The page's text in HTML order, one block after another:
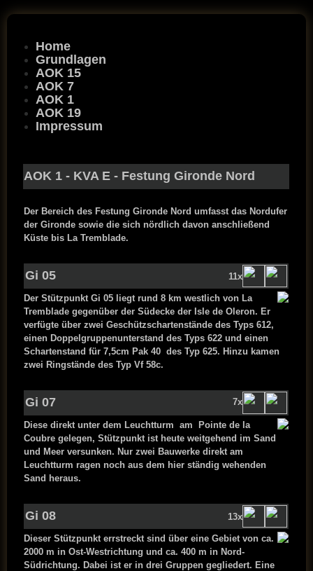
Home
Grundlagen
AOK 15
AOK 7
AOK 1
AOK 19
Impressum
AOK 1 - KVA E - Festung Gironde Nord
Der Bereich des Festung Gironde Nord umfasst das Nordufer
der Gironde sowie die sich nördlich davon anschließend
Küste bis La Tremblade.
Gi 05 11x
Der Stützpunkt Gi 05 liegt rund 8 km westlich von La
Tremblade gegenüber der Südecke der Isle de Oleron. Er
verfügte über zwei Geschützschartenstände des Typs 612,
einen Doppelgruppenunterstand des Typs 622 und einen
Schartenstand für 7,5cm Pak 40 des Typ 625. Hinzu kamen
zwei Ringstände des Typ Vf 58c.
Gi 07 7x
Diese direkt unter dem Leuchtturm am Pointe de la
Coubre gelegen, Stützpunkt ist heute weitgehend im Sand
und Meer versunken. Nur zwei Bauwerke direkt am
Leuchtturm ragen noch aus dem hier ständig wehenden
Sand heraus.
Gi 08 13x
Dieser Stützpunkt errstreckt sind über eine Gebiet von ca.
2000 m in Ost-Westrichtung und ca. 400 m in Nord-
Südrichtung. Dabei ist er in drei Gruppen gegliedert. Eine